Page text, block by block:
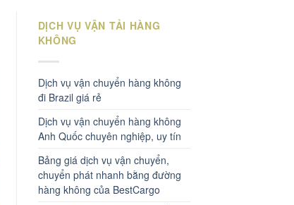
DỊCH VỤ VẬN TẢI HÀNG
KHÔNG
Dịch vụ vận chuyển hàng không
đi Brazil giá rẻ
Dịch vụ vận chuyển hàng không
Anh Quốc chuyên nghiệp, uy tín
Bảng giá dịch vụ vận chuyển,
chuyển phát nhanh bằng đường
hàng không của BestCargo